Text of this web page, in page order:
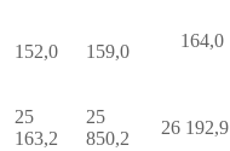
152,0 159,0
25
163,2
25
850,2
26